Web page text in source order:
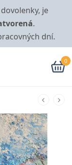
je
.
dní.
0